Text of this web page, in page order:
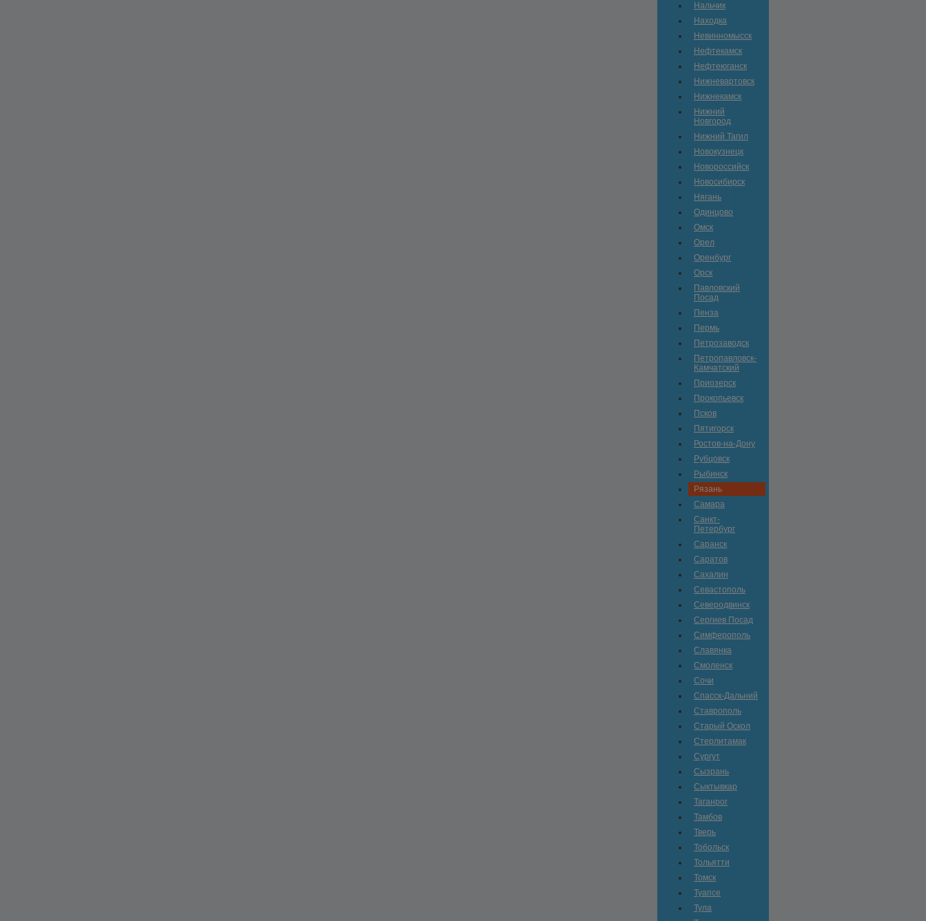
Нальчик
Находка
Невинномысск
Нефтекамск
Нефтеюганск
Нижневартовск
Нижнекамск
Нижний
Новгород
Нижний Тагил
Новокузнецк
Новороссийск
Новосибирск
Нягань
Одинцово
Омск
Орел
Оренбург
Орск
Павловский
Посад
Пенза
Пермь
Петрозаводск
Петропавловск-
Камчатский
Приозерск
Прокопьевск
Псков
Пятигорск
Ростов-на-Дону
Рубцовск
Рыбинск
Рязань
Самара
Санкт-
Петербург
Саранск
Саратов
Сахалин
Севастополь
Северодвинск
Сергиев Посад
Симферополь
Славянка
Смоленск
Сочи
Спасск-Дальний
Ставрополь
Старый Оскол
Стерлитамак
Сургут
Сызрань
Сыктывкар
Таганрог
Тамбов
Тверь
Тобольск
Тольятти
Томск
Туапсе
Тула